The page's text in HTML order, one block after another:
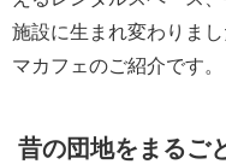
施設に生まれ変わりま
マカフェのご紹介です。
昔の団地をまるご